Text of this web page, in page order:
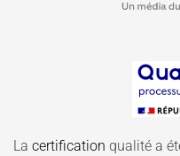
La certification qualité a